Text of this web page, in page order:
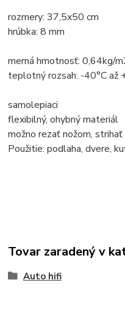
rozmery: 37,5x50 cm
hrúbka: 8 mm
merná hmotnosť: 0,64kg/
teplotný rozsah: -40°C až
samolepiaci
flexibilný, ohybný materiál
možno rezať nožom, strihať
Použitie: podlaha, dvere,
Tovar zaradený v
Auto hifi